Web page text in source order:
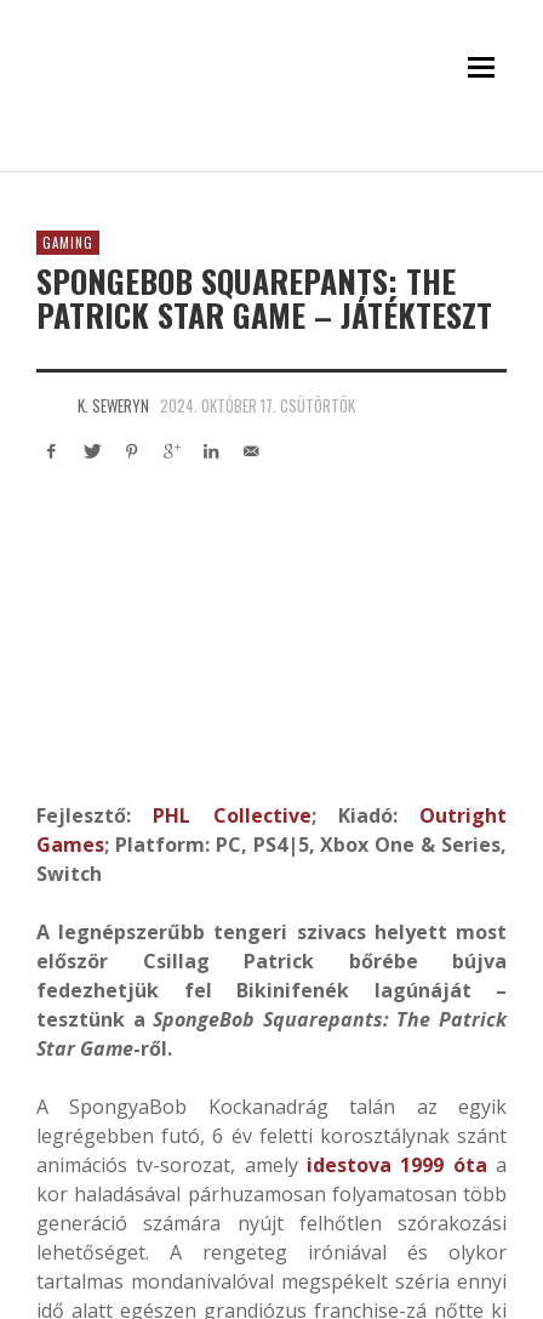
GAMING
SPONGEBOB SQUAREPANTS: THE
PATRICK STAR GAME – JÁTÉKTESZT
K. SEWERYN 2024. OKTÓBER 17. CSÜTÖRTÖK
Fejlesztő: PHL Collective; Kiadó: Outright
Games; Platform: PC, PS4|5, Xbox One & Series,
Switch
A legnépszerűbb tengeri szivacs helyett most
először Csillag Patrick bőrébe bújva
fedezhetjük fel Bikinifenék lagúnáját –
tesztünk aSpongeBob Squarepants: The Patrick
Star Game-ről.
A SpongyaBob Kockanadrág talán az egyik
legrégebben futó, 6 év feletti korosztálynak szánt
animációs tv-sorozat, amely idestova 1999 óta a
kor haladásával párhuzamosan folyamatosan több
generáció számára nyújt felhőtlen szórakozási
lehetőséget. A rengeteg iróniával és olykor
tartalmas mondanivalóval megspékelt széria ennyi
idő alatt egészen grandiózus franchise-zá nőtte ki